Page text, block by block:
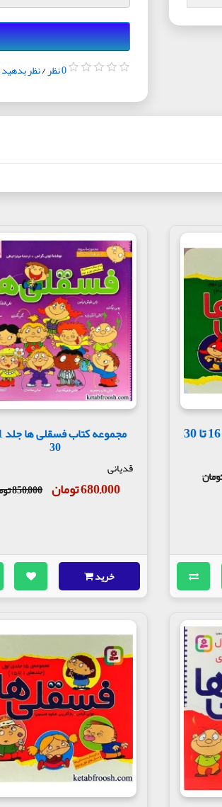
0 نظر /نظر بدهید
30
قدیانی
680,000 تومان 850,000 تومان
خرید